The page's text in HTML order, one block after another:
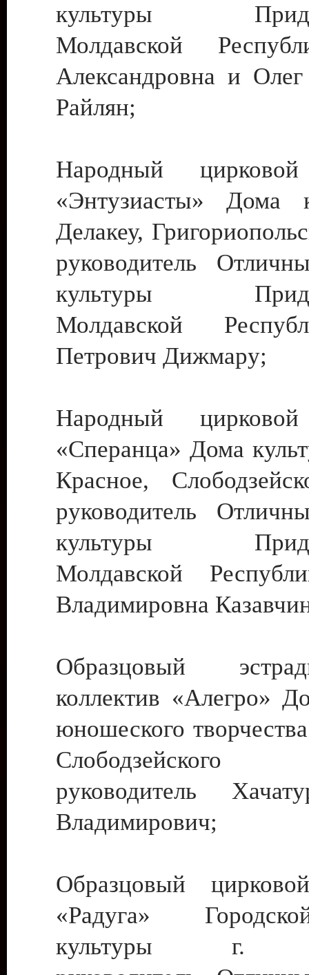
культуры
Молдавской
Александровна и
Райлян;
Народный цирковой
«Энтузиасты» Дома
Делакеу,
руководитель
культуры
Молдавской
Петрович Дижмару;
Народный цирковой
«Сперанца» Дома
Красное,
руководитель
культуры
Молдавской
Владимировна
Образцовый
коллектив «Алегро»
юношеского
руководитель
Владимирович;
Образцовый
«Радуга»
культуры г.